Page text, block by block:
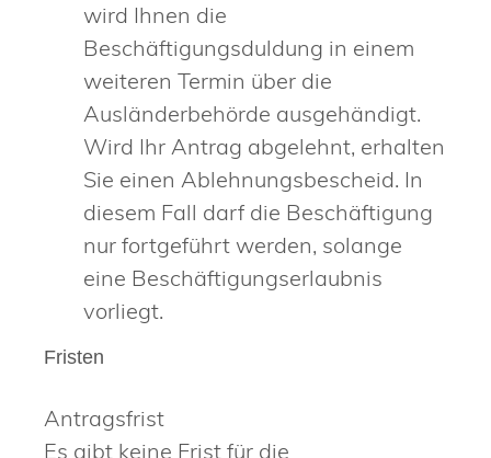
wird Ihnen die
Beschäftigungsduldung in einem
weiteren Termin über die
Ausländerbehörde ausgehändigt.
Wird Ihr Antrag abgelehnt, erhalten
Sie einen Ablehnungsbescheid. In
diesem Fall darf die Beschäftigung
nur fortgeführt werden, solange
eine Beschäftigungserlaubnis
vorliegt.
Fristen
Antragsfrist
Es gibt keine Frist für die